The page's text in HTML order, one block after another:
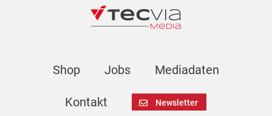
Shop Jobs Mediadaten
Kontakt Newsletter